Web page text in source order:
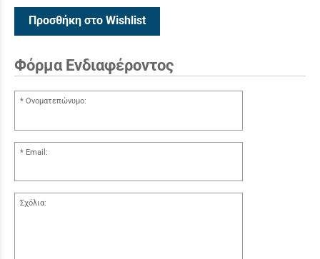
Προσθήκη στο Wishlist
Φόρμα Ενδιαφέροντος
Ονοματεπώνυμο:
Email:
Σχόλια: